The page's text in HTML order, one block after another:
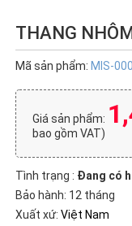
THANG
Mã sản phẩm:MIS-
Giá sản phẩm:
bao gồm VAT)
Tình trạng : Đang có
Bảo hành: 12 tháng
Xuất xứ:Việt Nam